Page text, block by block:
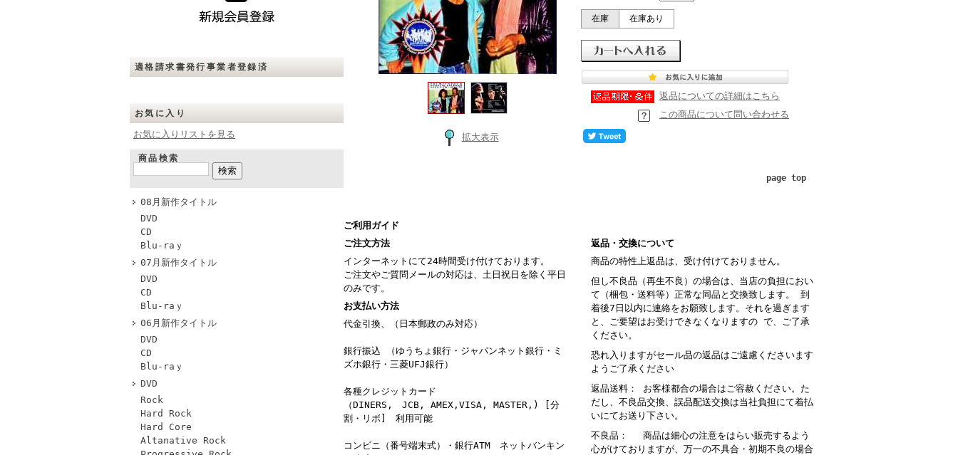
適格請求書発行事業者登録済
お気に入り
お気に入りリストを見る
商品検索
08月新作タイトル
DVD
CD
Blu-raｙ
07月新作タイトル
DVD
CD
Blu-raｙ
06月新作タイトル
DVD
CD
Blu-raｙ
DVD
Rock
Hard Rock
Hard Core
Altanative Rock
拡大表示
在庫 在庫あり
返品についての詳細はこちら
この商品について問い合わせる
page top
ご利用ガイド
ご注文方法
インターネットにて24時間受け付けております。
ご注文やご質問メールの対応は、土日祝日を除く平日
のみです。
お支払い方法
代金引換、（日本郵政のみ対応）
銀行振込 （ゆうちょ銀行・ジャパンネット銀行・ミ
ズホ銀行・三菱UFJ銀行）
各種クレジットカード
（DINERS, JCB, AMEX,VISA, MASTER,) [分
割・リボ] 利用可能
コンビニ（番号端末式）・銀行ATM ネットバンキン
返品・交換について
商品の特性上返品は、受け付けておりません。
但し不良品（再生不良）の場合は、当店の負担におい
て（梱包・送料等）正常な同品と交換致します。 到
着後7日以内に連絡をお願致します。それを過ぎます
と、ご要望はお受けできなくなりますの で、ご了承
ください。
恐れ入りますがセール品の返品はご遠慮くださいます
ようご了承ください
返品送料： お客様都合の場合はご容赦ください。た
だし、不良品交換、誤品配送交換は当社負担にて着払
いにてお送り下さい。
不良品： 商品は細心の注意をはらい販売するよう
心がけておりますが、万一の不具合・初期不良の場合